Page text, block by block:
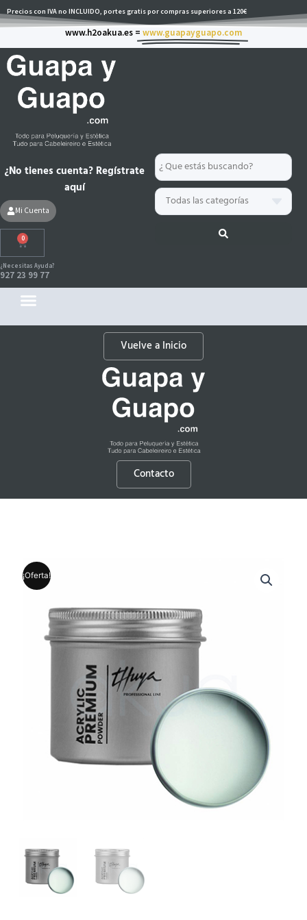
al
Precios con IVA no INCLUIDO, portes gratis por compras superiores a 120€
www.h2oakua.es = www.guapayguapo.com
Search
...
¿No tienes cuenta? Regístrate
aquí
Mi Cuenta
0
Carrito
¿Necesitas Ayuda?
927 23 99 77
Vuelve a Inicio
Contacto
¡Oferta!